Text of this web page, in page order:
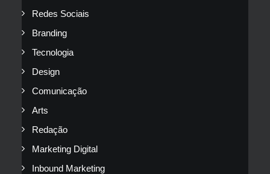
Redes Sociais
Branding
Tecnologia
Design
Comunicação
Arts
Redação
Marketing Digital
Inbound Marketing